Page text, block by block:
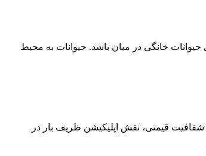
خانگی در میان باشد. حیوانات به محیط
قیمتی، نقش اپلیکیشن ظریف بار در